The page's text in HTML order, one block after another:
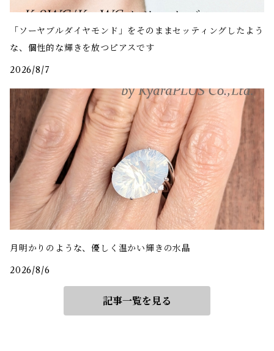
「ソーヤブルダイヤモンド」をそのままセッティングしたよう
な、個性的な輝きを放つピアスです
2026/8/7
月明かりのような、優しく温かい輝きの水晶
2026/8/6
記事一覧を見る